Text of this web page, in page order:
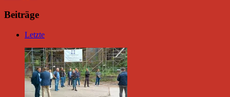
Beiträge
Letzte